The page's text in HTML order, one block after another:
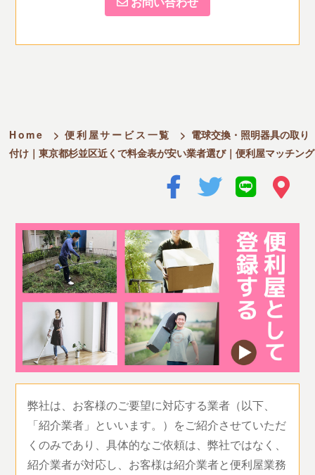
Home > 便利屋サービス一覧 > 電球交換・照明器具の取り
付け｜東京都杉並区近くで料金表が安い業者選び｜便利屋マッチング
弊社は、お客様のご要望に対応する業者（以下、
「紹介業者」といいます。）をご紹介させていただ
くのみであり、具体的なご依頼は、弊社ではなく、
紹介業者が対応し、お客様は紹介業者と便利屋業務